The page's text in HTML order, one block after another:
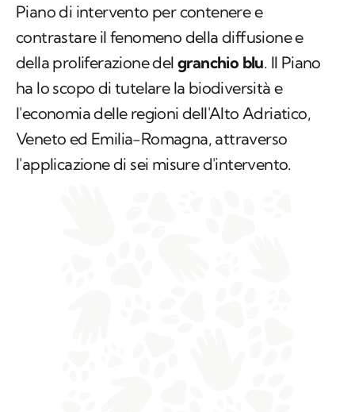
Piano di intervento per contenere e
contrastare il fenomeno della diffusione e
della proliferazione del granchio blu. Il Piano
ha lo scopo di tutelare la biodiversità e
l'economia delle regioni dell'Alto Adriatico,
Veneto ed Emilia-Romagna, attraverso
l'applicazione di sei misure d'intervento.